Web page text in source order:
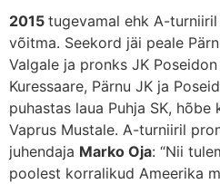
2015 tugevamal ehk A-
võitma. Seekord jäi peale
Valgale ja pronks JK
Kuressaare, Pärnu JK ja
puhastas laua Puhja SK, hõbe
Vaprus Mustale. A-turniiril
juhendaja Marko Oja: “Nii
poolest korralikud Ameerika